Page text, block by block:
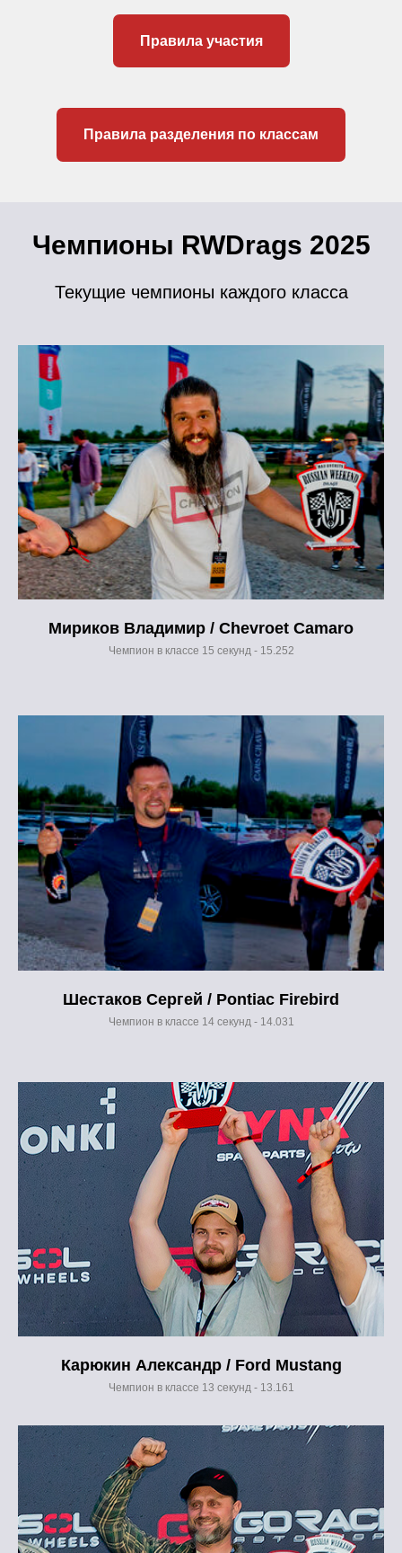
Правила участия
Правила разделения по классам
Чемпионы RWDrags 2025
Текущие чемпионы каждого класса
Мириков Владимир / Chevroet Camaro
Чемпион в классе 15 секунд - 15.252
Шестаков Сергей / Pontiac Firebird
Чемпион в классе 14 секунд - 14.031
Карюкин Александр / Ford Mustang
Чемпион в классе 13 секунд - 13.161